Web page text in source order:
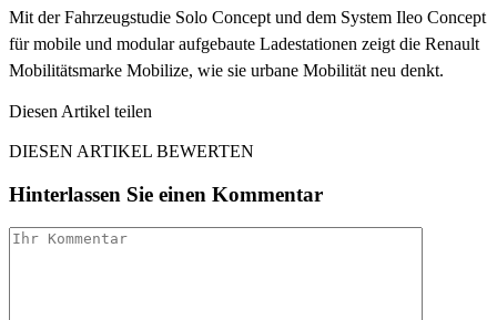
Mit der Fahrzeugstudie Solo Concept und dem System Ileo Concept
für mobile und modular aufgebaute Ladestationen zeigt die Renault
Mobilitätsmarke Mobilize, wie sie urbane Mobilität neu denkt.
Diesen Artikel teilen
DIESEN ARTIKEL BEWERTEN
Hinterlassen Sie einen Kommentar